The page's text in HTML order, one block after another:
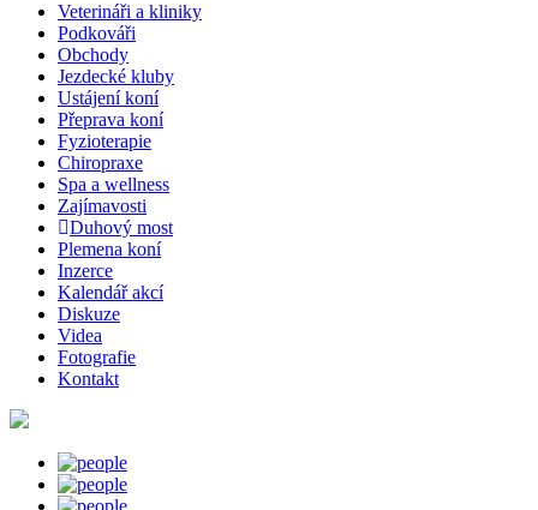
Veterináři a kliniky
Podkováři
Obchody
Jezdecké kluby
Ustájení koní
Přeprava koní
Fyzioterapie
Chiropraxe
Spa a wellness
Zajímavosti
Duhový most
Plemena koní
Inzerce
Kalendář akcí
Diskuze
Videa
Fotografie
Kontakt